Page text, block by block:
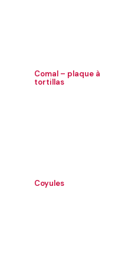
Comal – plaque à
tortillas
Coyules